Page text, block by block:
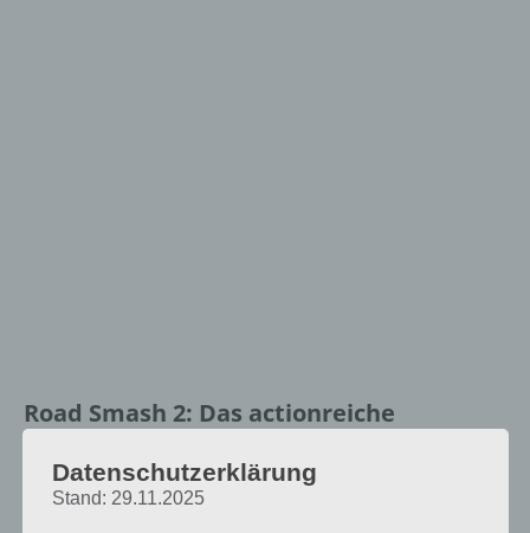
Road Smash 2: Das actionreiche
Datenschutzerklärung
Stand: 29.11.2025